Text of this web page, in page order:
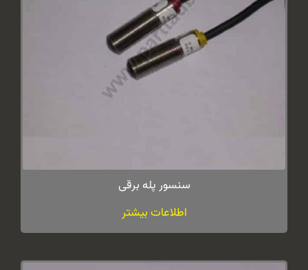
سنسور پله برقی
اطلاعات بیشتر